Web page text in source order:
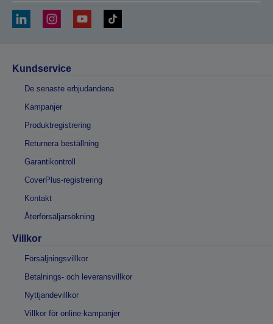
Kundservice
De senaste erbjudandena
Kampanjer
Produktregistrering
Returnera beställning
Garantikontroll
CoverPlus-registrering
Kontakt
Återförsäljarsökning
Villkor
Försäljningsvillkor
Betalnings- och leveransvillkor
Nyttjandevillkor
Villkor för online-kampanjer